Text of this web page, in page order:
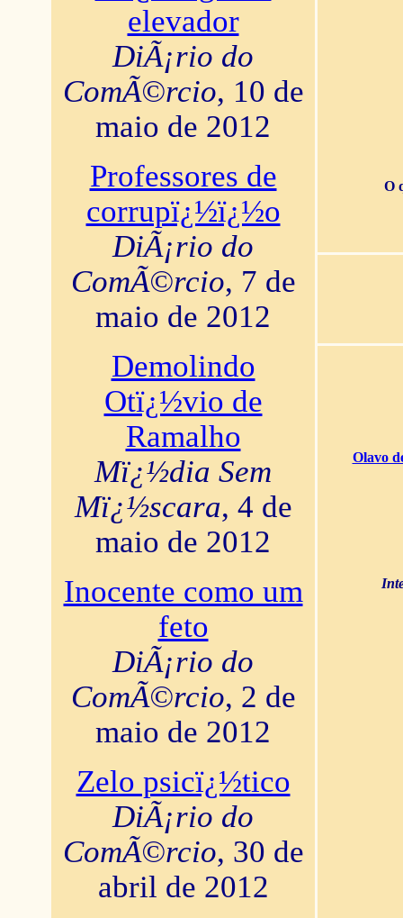
elevador
DiÃ¡rio do
ComÃ©rcio, 10 de
maio de 2012
Professores de
corrupï¿½ï¿½o
DiÃ¡rio do
ComÃ©rcio, 7 de
maio de 2012
Demolindo
Otï¿½vio de
Ramalho
Mï¿½dia Sem
Mï¿½scara, 4 de
maio de 2012
Inocente como um
feto
DiÃ¡rio do
ComÃ©rcio, 2 de
maio de 2012
Zelo psicï¿½tico
DiÃ¡rio do
ComÃ©rcio, 30 de
abril de 2012
O
Olavo